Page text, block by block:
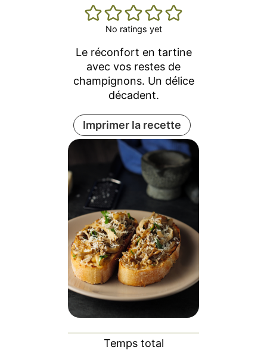
No ratings yet
Le réconfort en tartine
avec vos restes de
champignons. Un délice
décadent.
Imprimer la recette
Temps total